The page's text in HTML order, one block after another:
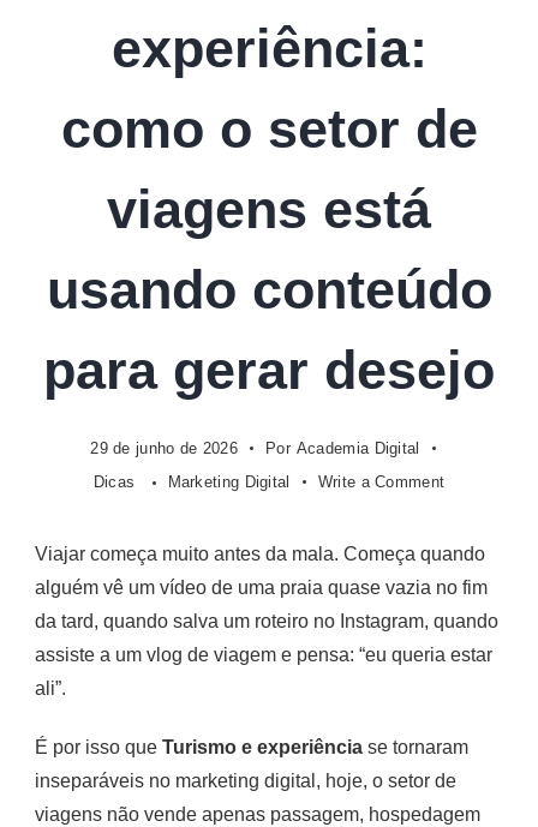
experiência:
como o setor de
viagens está
usando conteúdo
para gerar desejo
29 de junho de 2026 Por Academia Digital
Dicas
Marketing Digital Write a Commenton
experiência:
como
o
setor
usando
conteúdo
para
Viajar começa muito antes da mala. Começa quando
alguém vê um vídeo de uma praia quase vazia no fim
da tard, quando salva um roteiro no Instagram, quando
assiste a um vlog de viagem e pensa: “eu queria estar
ali”.
É por isso que Turismo e experiência se tornaram
inseparáveis no marketing digital, hoje, o setor de
viagens não vende apenas passagem, hospedagem